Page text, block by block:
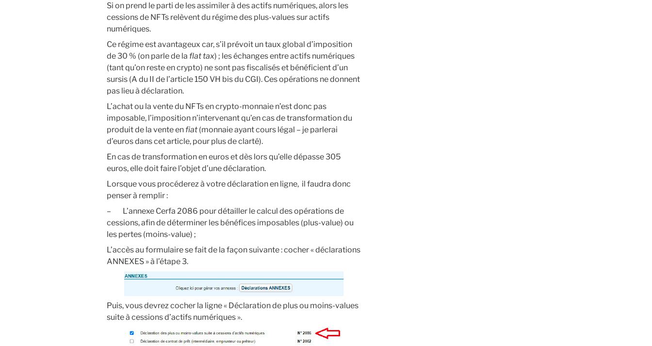
Si on prend le parti de les assimiler à des actifs numériques, alors les
cessions de NFTs relèvent du régime des plus-values sur actifs
numériques.
Ce régime est avantageux car, s’il prévoit un taux global d’imposition
de 30 % (on parle de la flat tax) ; les échanges entre actifs numériques
(tant qu’on reste en crypto) ne sont pas fiscalisés et bénéficient d’un
sursis (A du II de l’article 150 VH bis du CGI). Ces opérations ne donnent
pas lieu à déclaration.
L’achat ou la vente du NFTs en crypto-monnaie n’est donc pas
imposable, l’imposition n’intervenant qu’en cas de transformation du
produit de la vente en fiat (monnaie ayant cours légal – je parlerai
d’euros dans cet article, pour plus de clarté).
En cas de transformation en euros et dès lors qu’elle dépasse 305
euros, elle doit faire l’objet d’une déclaration.
Lorsque vous procéderez à votre déclaration en ligne, il faudra donc
penser à remplir :
– L’annexe Cerfa 2086 pour détailler le calcul des opérations de
cessions, afin de déterminer les bénéfices imposables (plus-value) ou
les pertes (moins-value) ;
L’accès au formulaire se fait de la façon suivante : cocher « déclarations
ANNEXES » à l’étape 3.
Puis, vous devrez cocher la ligne « Déclaration de plus ou moins-values
suite à cessions d’actifs numériques ».